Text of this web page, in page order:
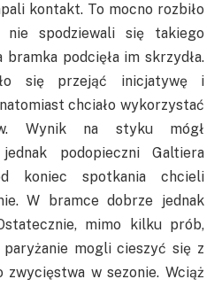
kontakt. To mocno rozbiło
spodziewali się takiego
podcięła im skrzydła.
się przejąć inicjatywę i
chciało wykorzystać
Wynik na styku mógł
podopieczni Galtiera
koniec spotkania chcieli
W bramce dobrze jednak
mimo kilku prób,
mogli cieszyć się z
zwycięstwa w sezonie. Wciąż